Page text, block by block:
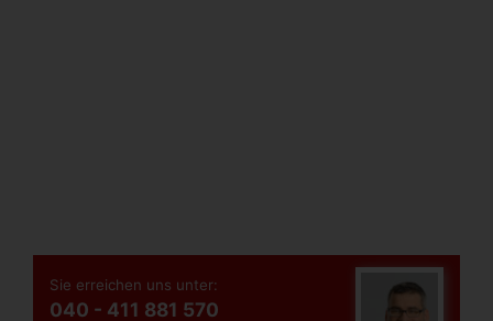
Sie erreichen uns unter:
040 - 411 881 570